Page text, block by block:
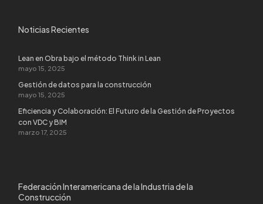
Noticias Recientes
Lean en Obra bajo el método Think in Lean
mayo 15, 2025
Gestión de datos para la construcción
mayo 15, 2025
Eficiencia y Colaboración: El Futuro de la Gestión de Proyectos
con VDC y BIM
marzo 17, 2025
Federación Interamericana de la Industria de la
Construcción